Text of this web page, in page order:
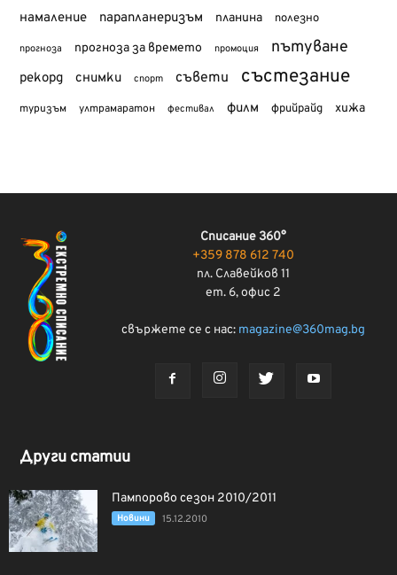
намаление парапланеризъм планина полезно
прогноза прогноза за времето промоция пътуване
рекорд снимки спорт съвети състезание
туризъм ултрамаратон фестивал филм фрийрайд хижа
Списание 360°
+359 878 612 740
пл. Славейков 11
ет. 6, офис 2
свържете се с нас: magazine@360mag.bg
Други статии
Пампорово сезон 2010/2011
Новини 15.12.2010